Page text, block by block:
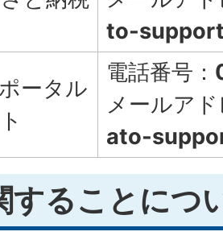
to-
ータル
電話番号：
メールア
ato-
することにつ